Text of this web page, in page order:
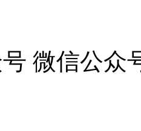
微信公众